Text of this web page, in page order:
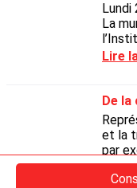
Lundi
La
dans
Lire
et la
par
la
Lire